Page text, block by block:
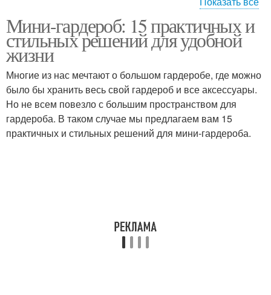
Декор в стиле Кантри в одежде
Кухни в стиле Средневековый стиль
Мини-гардероб: 15 практичных и
стильных решений для удобной
жизни
Многие из нас мечтают о большом гардеробе, где можно
было бы хранить весь свой гардероб и все аксессуары.
Но не всем повезло с большим пространством для
гардероба. В таком случае мы предлагаем вам 15
практичных и стильных решений для мини-гардероба.